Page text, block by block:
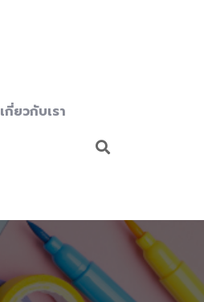
เกี่ยวกับเรา